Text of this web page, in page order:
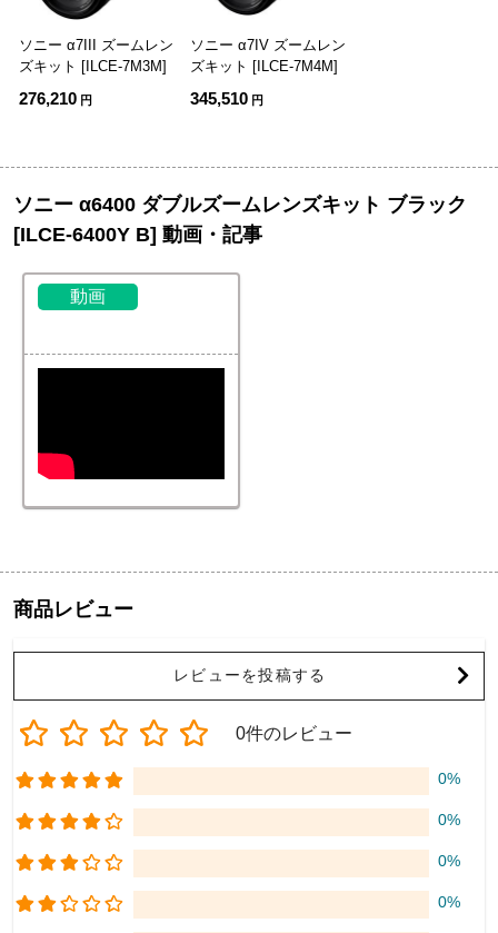
ソニー α7III ズームレン
ズキット [ILCE-7M3M]
276,210 円
ソニー α7IV ズームレン
ズキット [ILCE-7M4M]
345,510 円
ソニー α6400 ダブルズームレンズキット ブラック
[ILCE-6400Y B] 動画・記事
動画
商品レビュー
レビューを投稿する
0件のレビュー
0%
0%
0%
0%